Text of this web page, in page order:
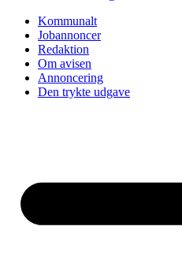
Kommunalt
Jobannoncer
Redaktion
Om avisen
Annoncering
Den trykte udgave